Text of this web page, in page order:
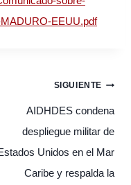
EEUU.pdf
SIGUIENTE
AIDHDES condena
despliegue militar de
Unidos en el Mar
Caribe y respalda la